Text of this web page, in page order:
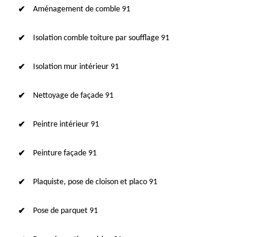
Aménagement de comble 91
Isolation comble toiture par soufflage 91
Isolation mur intérieur 91
Nettoyage de façade 91
Peintre intérieur 91
Peinture façade 91
Plaquiste, pose de cloison et placo 91
Pose de parquet 91